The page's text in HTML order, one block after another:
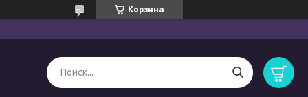
Корзина